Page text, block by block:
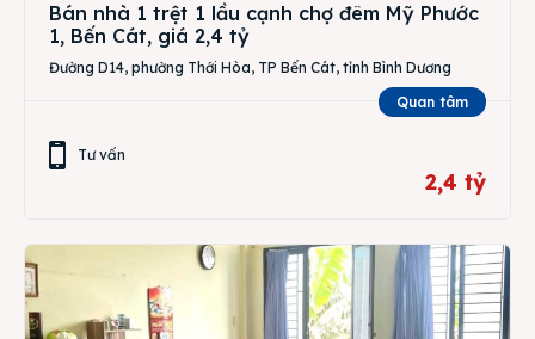
Bán nhà 1 trệt 1 lầu cạnh chợ đêm Mỹ Phước
1, Bến Cát, giá 2,4 tỷ
Đường D14, phường Thới Hòa, TP Bến Cát, tỉnh Bình Dương
Quan tâm
Tư vấn
2,4 tỷ